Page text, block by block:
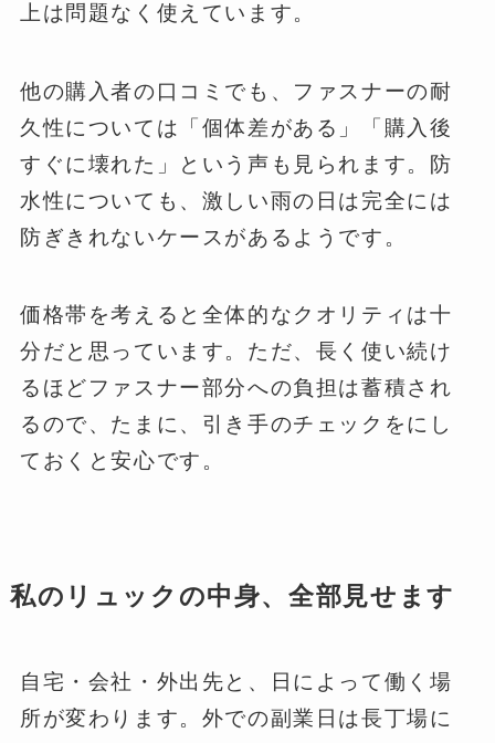
上は問題なく使えています。
他の購入者の口コミでも、ファスナーの耐
久性については「個体差がある」「購入後
すぐに壊れた」という声も見られます。防
水性についても、激しい雨の日は完全には
防ぎきれないケースがあるようです。
価格帯を考えると全体的なクオリティは十
分だと思っています。ただ、長く使い続け
るほどファスナー部分への負担は蓄積され
るので、たまに、引き手のチェックをにし
ておくと安心です。
私のリュックの中身、全部見せます
自宅・会社・外出先と、日によって働く場
所が変わります。外での副業日は長丁場に